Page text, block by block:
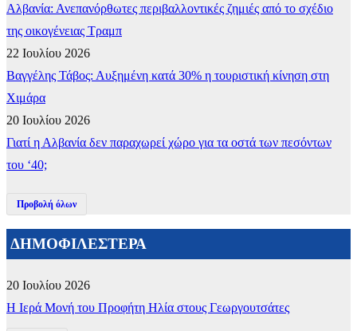
Αλβανία: Ανεπανόρθωτες περιβαλλοντικές ζημιές από το σχέδιο
της οικογένειας Τραμπ
22 Ιουλίου 2026
Βαγγέλης Τάβος: Αυξημένη κατά 30% η τουριστική κίνηση στη
Χιμάρα
20 Ιουλίου 2026
Γιατί η Αλβανία δεν παραχωρεί χώρο για τα οστά των πεσόντων
του ‘40;
Προβολή όλων
ΔΗΜΟΦΙΛΕΣΤΕΡΑ
20 Ιουλίου 2026
​Η Ιερά Μονή του Προφήτη Ηλία στους Γεωργουτσάτες